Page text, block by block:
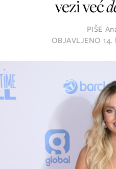
vezi već
PIŠE
OBJAVLJENO14.